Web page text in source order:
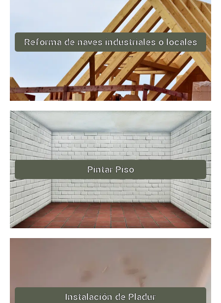
Reforma de naves industriales o locales
Pintar Piso
Instalación de Pladur